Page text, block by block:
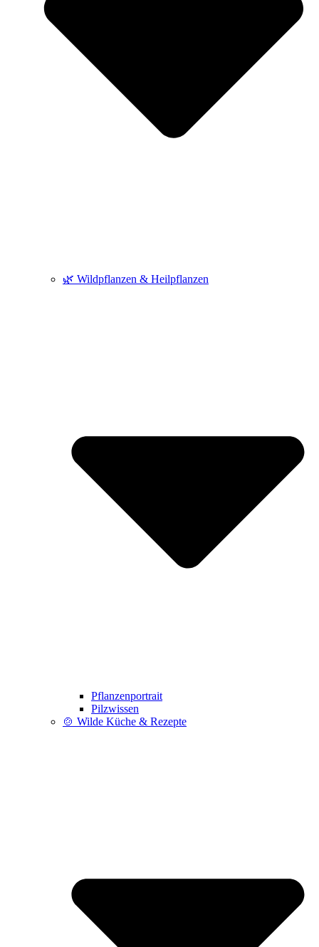
🌿 Wildpflanzen & Heilpflanzen
Pflanzenportrait
Pilzwissen
🍲 Wilde Küche & Rezepte